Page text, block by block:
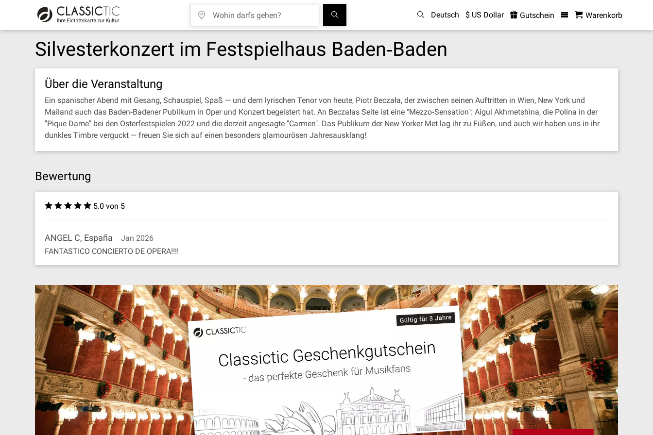
Deutsch $ US Dollar Gutschein Warenkorb
Silvesterkonzert im Festspielhaus Baden‐Baden
Über die Veranstaltung
Ein spanischer Abend mit Gesang, Schauspiel, Spaß — und dem lyrischen Tenor von heute, Piotr Beczała, der zwischen seinen Auftritten in Wien, New York und
Mailand auch das Baden‐Badener Publikum in Oper und Konzert begeistert hat. An Beczałas Seite ist eine "Mezzo‐Sensation": Aigul Akhmetshina, die Polina in der
"Pique Dame" bei den Osterfestspielen 2022 und die derzeit angesagte "Carmen". Das Publikum der New Yorker Met lag ihr zu Füßen, und auch wir haben uns in ihr
dunkles Timbre verguckt — freuen Sie sich auf einen besonders glamourösen Jahresausklang!
Bewertung
5.0 von 5
ANGEL C, España
Jan 2026
FANTASTICO CONCIERTO DE OPERA!!!!